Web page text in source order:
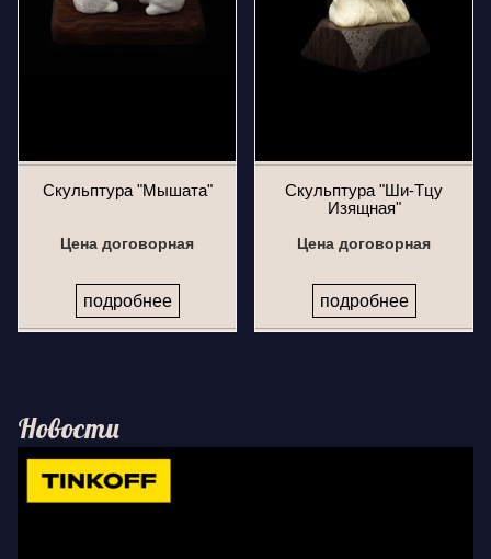
Скульптура "Мышата"
Цена договорная
подробнее
Скульптура "Ши-Тцу
Изящная"
Цена договорная
подробнее
Новости